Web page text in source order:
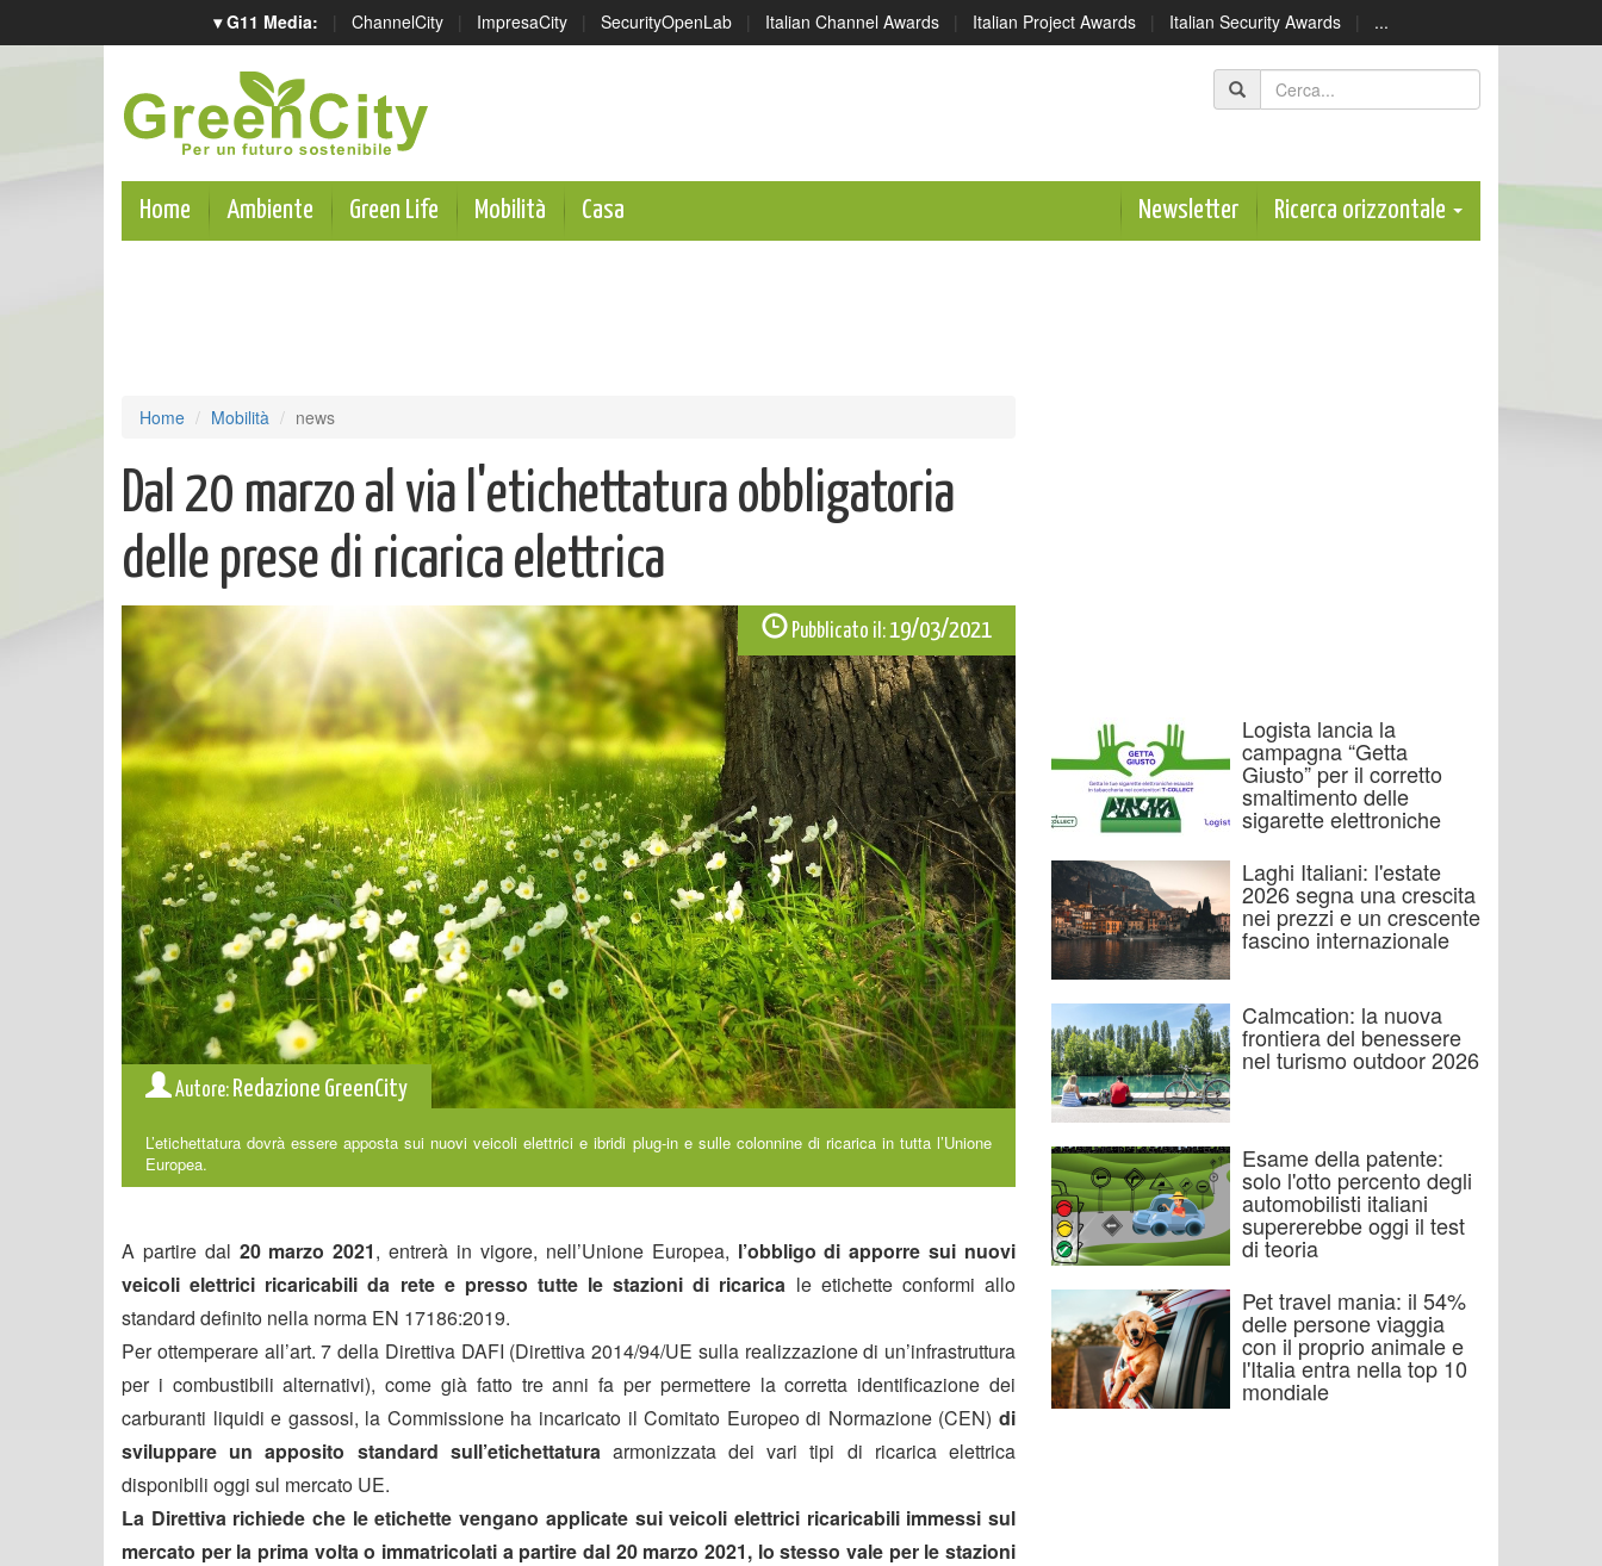
▾ G11 Media: | ChannelCity | ImpresaCity | SecurityOpenLab | Italian Channel Awards | Italian Project Awards | Italian Security Awards | ...
Home Ambiente Green Life Mobilità Casa Newsletter Ricerca orizzontale
Home Mobilità news
Dal 20 marzo al via l'etichettatura obbligatoria
delle prese di ricarica elettrica
Pubblicato il:19/03/2021
Autore: Redazione GreenCity
L’etichettatura dovrà essere apposta sui nuovi veicoli elettrici e ibridi plug-in e sulle colonnine di ricarica in tutta l’Unione
Europea.
A partire dal 20 marzo 2021, entrerà in vigore, nell’Unione Europea, l’obbligo di apporre sui nuovi
veicoli elettrici ricaricabili da rete e presso tutte le stazioni di ricarica le etichette conformi allo
standard definito nella norma EN 17186:2019.
Per ottemperare all’art. 7 della Direttiva DAFI (Direttiva 2014/94/UE sulla realizzazione di un’infrastruttura
per i combustibili alternativi), come già fatto tre anni fa per permettere la corretta identificazione dei
carburanti liquidi e gassosi, la Commissione ha incaricato il Comitato Europeo di Normazione (CEN) di
sviluppare un apposito standard sull’etichettaturaarmonizzata dei vari tipi di ricarica elettrica
disponibili oggi sul mercato UE.
La Direttiva richiede che le etichette vengano applicate sui veicoli elettrici ricaricabili immessi sul
mercato per la prima volta o immatricolati a partire dal 20 marzo 2021, lo stesso vale per le stazioni
Logista lancia la
campagna “Getta
Giusto” per il corretto
smaltimento delle
sigarette elettroniche
Laghi Italiani: l'estate
2026 segna una crescita
nei prezzi e un crescente
fascino internazionale
Calmcation: la nuova
frontiera del benessere
nel turismo outdoor 2026
Esame della patente:
solo l'otto percento degli
automobilisti italiani
supererebbe oggi il test
di teoria
Pet travel mania: il 54%
delle persone viaggia
con il proprio animale e
l'Italia entra nella top 10
mondiale